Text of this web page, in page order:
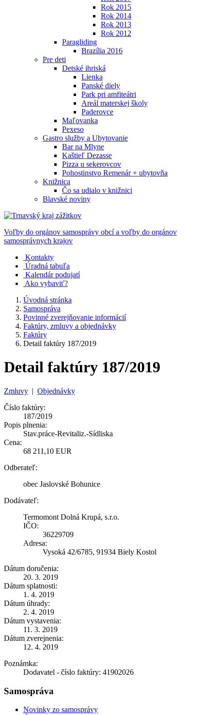
Rok 2015
Rok 2014
Rok 2013
Rok 2012
Paragliding
Brazília 2016
Pre deti
Detské ihriská
Lienka
Panské diely
Park pri amfiteátri
Areál materskej školy
Paderovce
Maľovanka
Pexeso
Gastro služby a Ubytovanie
Bar na Mlyne
Kaštieľ Dezasse
Pizza u sekerovcov
Pohostinstvo Remenár + ubytovňa
Knižnica
Čo sa udialo v knižnici
Blavské noviny
Voľby do orgánov samosprávy obcí a voľby do orgánov
samosprávnych krajov
Kontakty
Úradná tabuľa
Kalendár podujatí
Ako vybaviť?
Úvodná stránka
Samospráva
Povinné zverejňovanie informácií
Faktúry, zmluvy a objednávky
Faktúry
Detail faktúry 187/2019
Detail faktúry 187/2019
Zmluvy | Objednávky
Číslo faktúry:
187/2019
Popis plnenia:
Stav.práce-Revitaliz.-Sídliska
Cena:
68 211,10 EUR
Odberateľ:
obec Jaslovské Bohunice
Dodávateľ:
Termomont Dolná Krupá, s.r.o.
IČO:
36229709
Adresa:
Vysoká 42/6785, 91934 Biely Kostol
Dátum doručenia:
20. 3. 2019
Dátum splatnosti:
1. 4. 2019
Dátum úhrady:
2. 4. 2019
Dátum vystavenia:
11. 3. 2019
Dátum zverejnenia:
12. 4. 2019
Poznámka:
Dodavatel - číslo faktúry: 41902026
Samospráva
Novinky zo samosprávy